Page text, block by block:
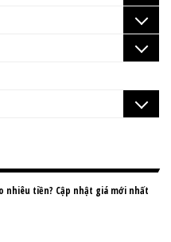
nhiêu tiền? Cập nhật giá mới nhất